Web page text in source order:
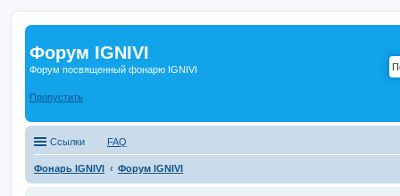
Форум IGNIVI
Форум посвященный фонарю IGNIVI
Пропустить
Ссылки FAQ
Фонарь IGNIVI Форум IGNIVI